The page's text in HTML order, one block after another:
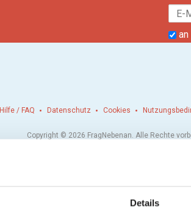
Details
Hilfe / FAQ Datenschutz Cookies
Copyright © 2026 FragNebenan. Alle Rechte